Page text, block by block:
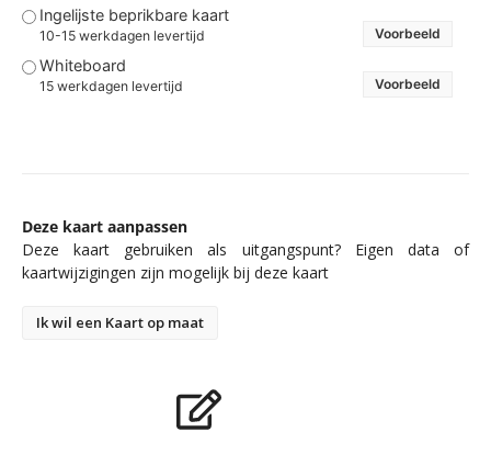
Ingelijste beprikbare kaart
10-15 werkdagen levertijd Voorbeeld
Whiteboard
15 werkdagen levertijd Voorbeeld
Deze kaart aanpassen
Deze kaart gebruiken als uitgangspunt? Eigen data of
kaartwijzigingen zijn mogelijk bij deze kaart
Ik wil een Kaart op maat